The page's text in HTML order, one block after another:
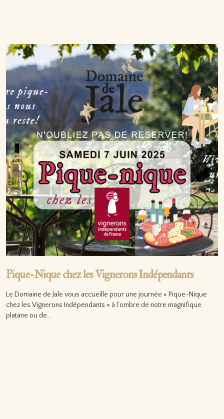
Pique-Nique chez les Vignerons Indépendants
Le Domaine de Jale vous accueille pour une journée « Pique-Nique
chez les Vignerons Indépendants » à l’ombre de notre magnifique
platane ou de…